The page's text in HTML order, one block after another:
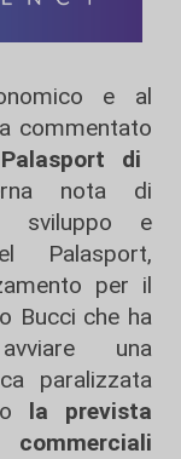
e al
commentato
di
nota di
sviluppo e
Palasport,
per il
Bucci che ha
una
paralizzata
la prevista